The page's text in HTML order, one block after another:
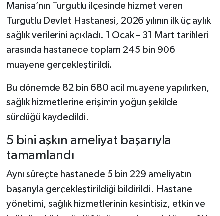
Manisa’nın Turgutlu ilçesinde hizmet veren
Turgutlu Devlet Hastanesi, 2026 yılının ilk üç aylık
sağlık verilerini açıkladı. 1 Ocak – 31 Mart tarihleri
arasında hastanede toplam 245 bin 906
muayene gerçekleştirildi.
Bu dönemde 82 bin 680 acil muayene yapılırken,
sağlık hizmetlerine erişimin yoğun şekilde
sürdüğü kaydedildi.
5 bini aşkın ameliyat başarıyla
tamamlandı
Aynı süreçte hastanede 5 bin 229 ameliyatın
başarıyla gerçekleştirildiği bildirildi. Hastane
yönetimi, sağlık hizmetlerinin kesintisiz, etkin ve